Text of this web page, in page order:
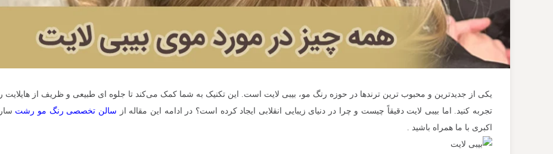
یکی از جدیدترین و محبوب‌ ترین ترندها در حوزه رنگ مو، بیبی لایت است. این تکنیک به شما کمک می‌کند تا جلوه‌ ای طبیعی و ظریف از هایلایت را
تجربه کنید. اما بیبی لایت دقیقاً چیست و چرا در دنیای زیبایی انقلابی ایجاد کرده است؟ در ادامه این مقاله از سالن تخصصی رنگ مو رشت سارا
اکبری با ما همراه باشید .